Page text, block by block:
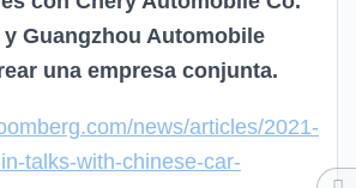
Guangzhou Automobile
una empresa conjunta.
news/articles/2021-
talks-with-chinese-car-